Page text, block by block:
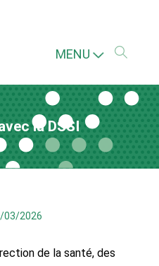
MENU
la DSSI
03/2026
de la santé, des